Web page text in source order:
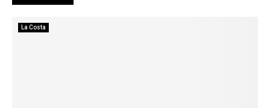
La Costa